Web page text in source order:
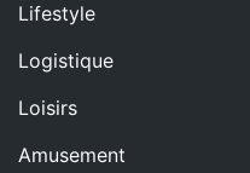
Lifestyle
Logistique
Loisirs
Amusement